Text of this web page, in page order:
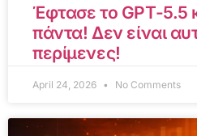
Έφτασε το GPT-5.5
πάντα! Δεν είναι
περίμενες!
April 24, 2026 No Comments